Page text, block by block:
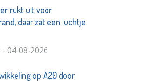
rukt uit voor
daar zat een luchtje
- 04-08-2026
op A20 door